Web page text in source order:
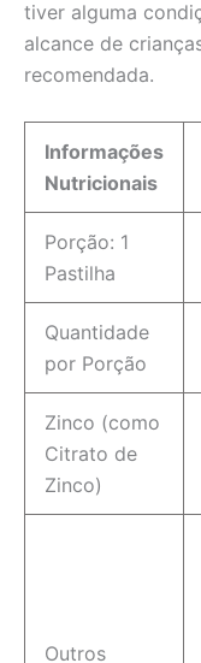
tiver alguma
alcance de
recomendada.
Informações
Nutricionais
Porção: 1
Pastilha
Quantidade
por Porção
Zinco (como
Citrato de
Zinco)
Outros